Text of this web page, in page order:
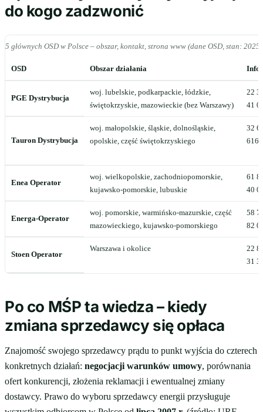
do kogo zadzwonić
5 głównych OSD w Polsce – obszar, kontakt, strona www (dane OSD, stan: 2025)
OSD Obszar działania
PGE Dystrybucja
woj. lubelskie, podkarpackie, łódzkie,
świętokrzyskie, mazowieckie (bez Warszawy)
22
41
Tauron Dystrybucja
woj. małopolskie, śląskie, dolnośląskie,
opolskie, część świętokrzyskiego
32
616
Enea Operator
woj. wielkopolskie, zachodniopomorskie,
kujawsko-pomorskie, lubuskie
61
40
Energa-Operator
woj. pomorskie, warmińsko-mazurskie, część
mazowieckiego, kujawsko-pomorskiego
58
82
Stoen Operator
Warszawa i okolice
22
31
Po co MŚP ta wiedza – kiedy
zmiana sprzedawcy się opłaca
Znajomość swojego sprzedawcy prądu to punkt wyjścia do czterech
konkretnych działań: negocjacji warunków umowy, porównania
ofert konkurencji, złożenia reklamacji i ewentualnej zmiany
dostawcy. Prawo do wyboru sprzedawcy energii przysługuje